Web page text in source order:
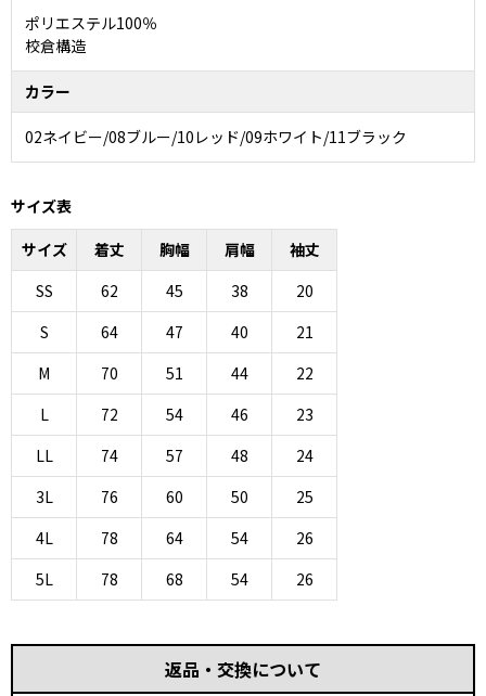
ポリエステル100％
校倉構造
カラー
02ネイビー/08ブルー/10レッド/09ホワイト/11ブラック
サイズ表
サイズ
着丈 胸幅 肩幅
袖丈
SS
62 45 38
20
S
64 47 40
21
M
70 51 44
22
L
72 54 46
23
LL
74 57 48
24
3L
76 60 50
25
4L
78 64 54
26
5L
78 68 54 26
返品・交換について